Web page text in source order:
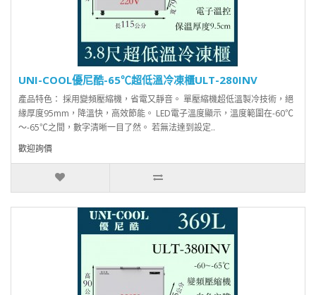
UNI-COOL優尼酷-65℃超低溫冷凍櫃ULT-280INV
產品特色： 採用變頻壓縮機，省電又靜音。 單壓縮機超低溫製冷技術，絕
緣厚度95mm，降溫快，高效節能。 LED電子溫度顯示，溫度範圍在-60℃
～-65℃之間，數字清晰一目了然。 若無法達到設定..
歡迎詢價